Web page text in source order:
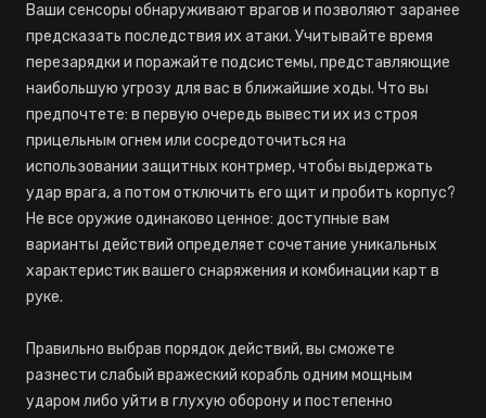
Ваши сенсоры обнаруживают врагов и позволяют заранее
предсказать последствия их атаки. Учитывайте время
перезарядки и поражайте подсистемы, представляющие
наибольшую угрозу для вас в ближайшие ходы. Что вы
предпочтете: в первую очередь вывести их из строя
прицельным огнем или сосредоточиться на
использовании защитных контрмер, чтобы выдержать
удар врага, а потом отключить его щит и пробить корпус?
Не все оружие одинаково ценное: доступные вам
варианты действий определяет сочетание уникальных
характеристик вашего снаряжения и комбинации карт в
руке.
Правильно выбрав порядок действий, вы сможете
разнести слабый вражеский корабль одним мощным
ударом либо уйти в глухую оборону и постепенно